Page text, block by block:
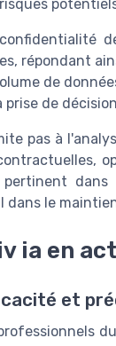
répondant
de
de
pas à
dans le
ia en
et